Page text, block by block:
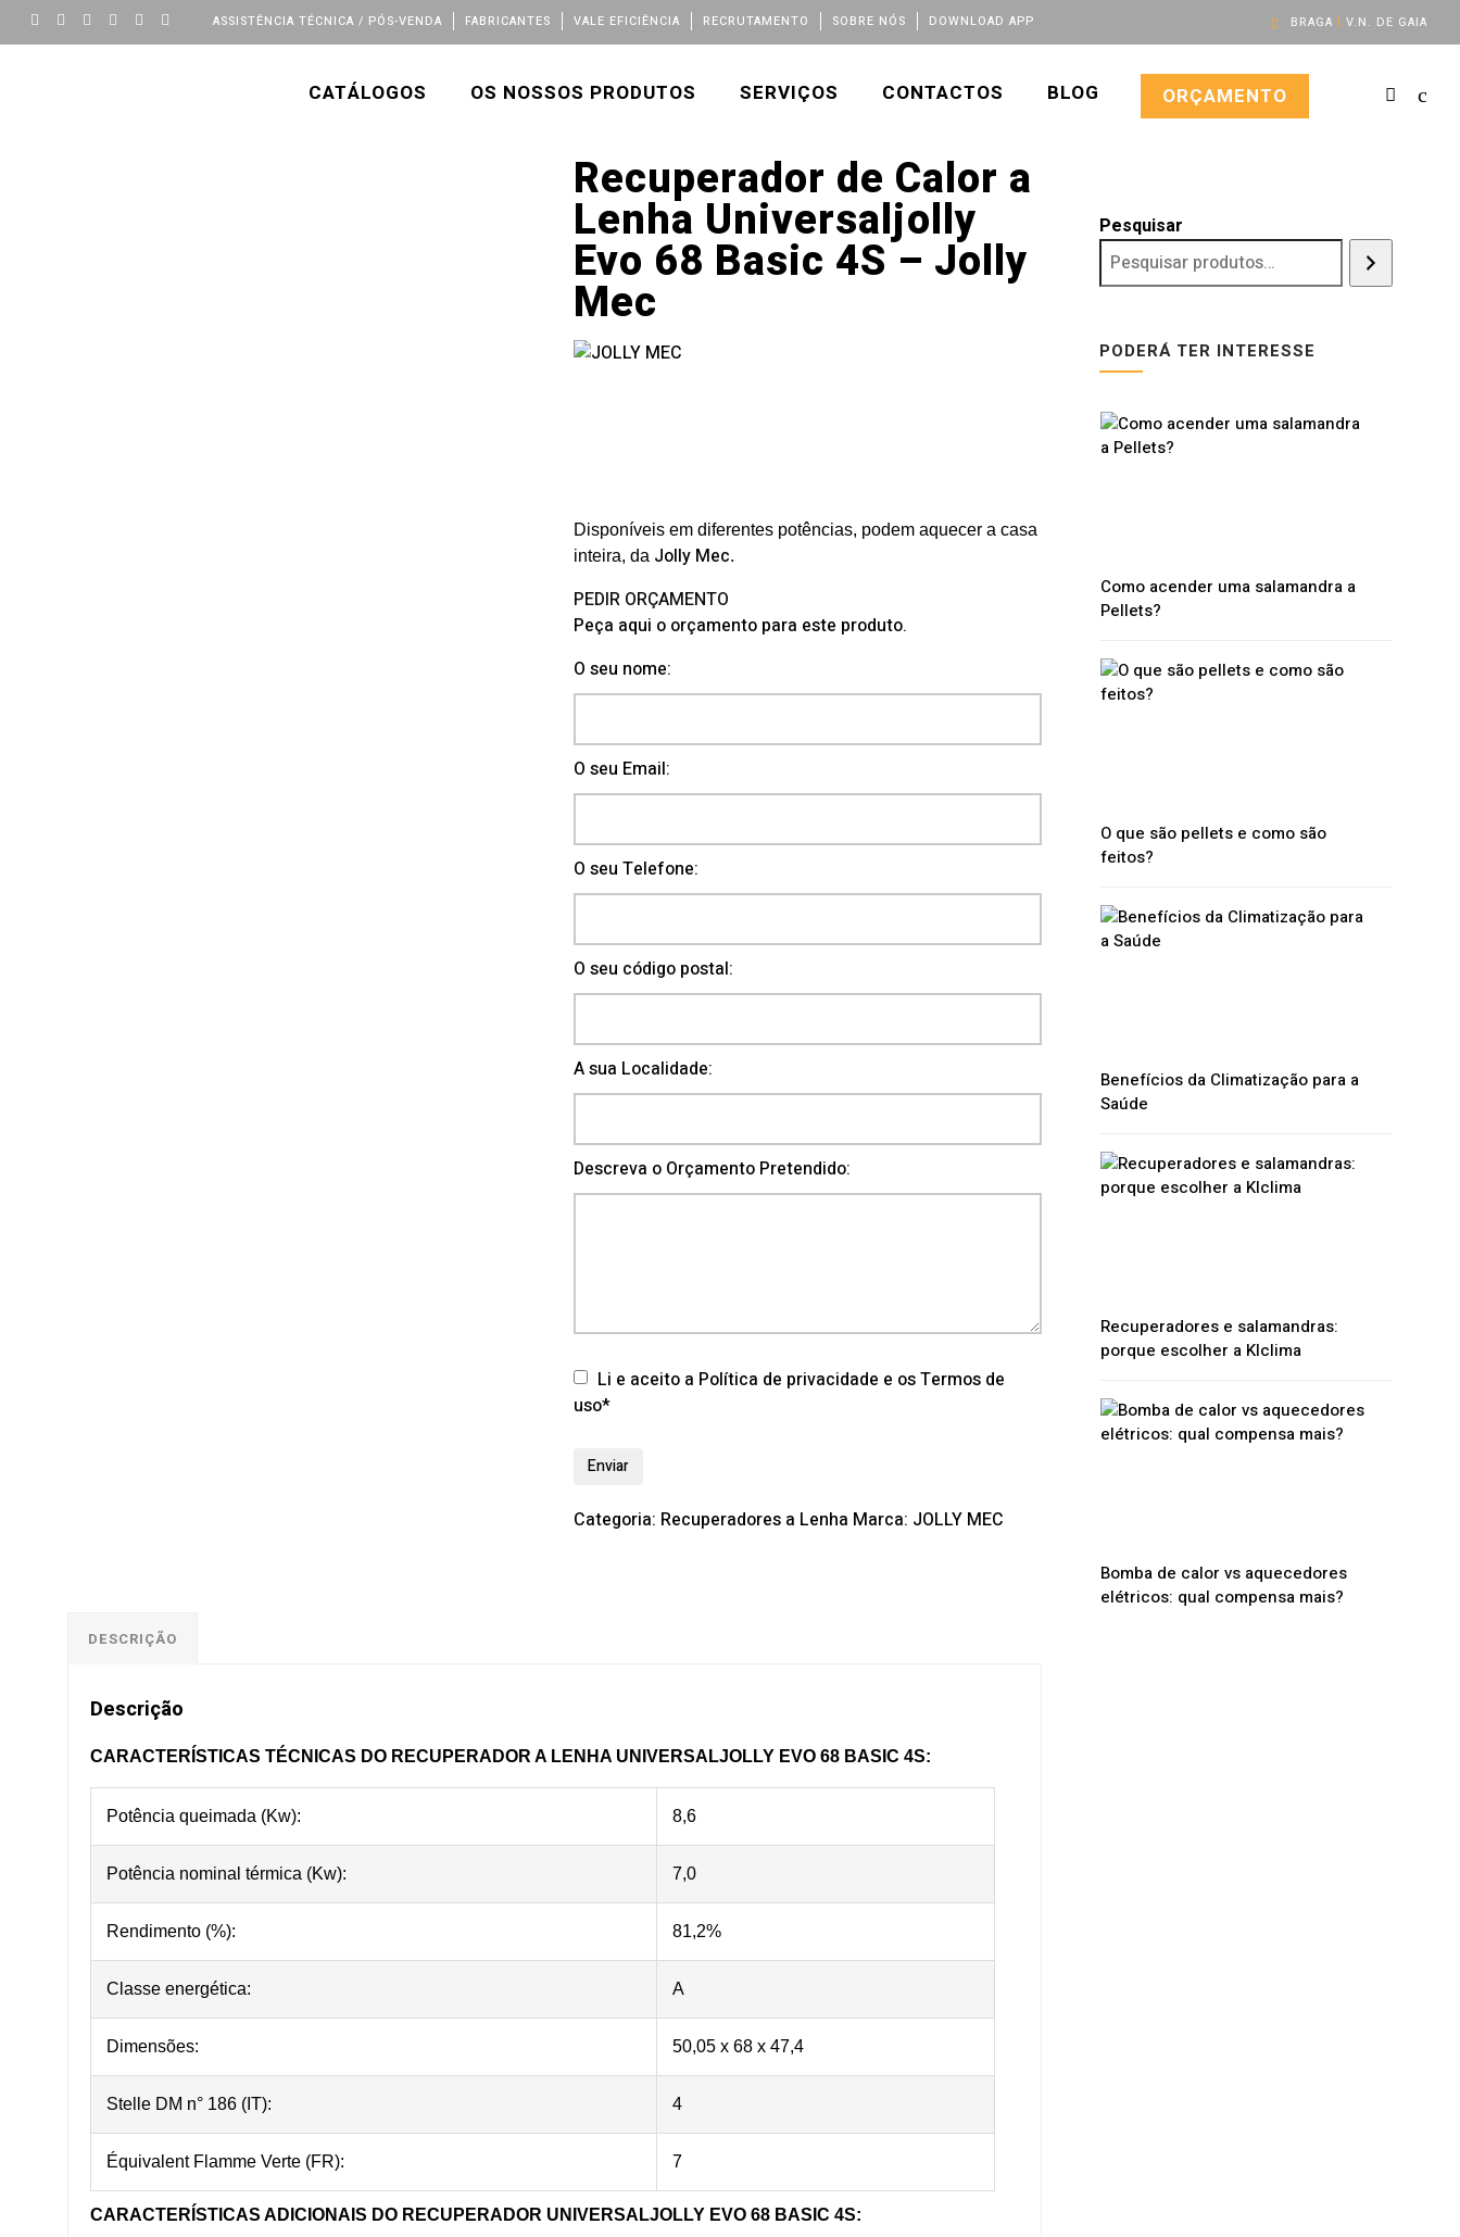
BRAGA | V.N. DE GAIA
ASSISTÊNCIA TÉCNICA / PÓS-VENDA FABRICANTES VALE EFICIÊNCIA RECRUTAMENTO SOBRE NÓS DOWNLOAD APP
CATÁLOGOS OS NOSSOS PRODUTOS SERVIÇOS CONTACTOS BLOG ORÇAMENTO
Recuperador de Calor a
Lenha Universaljolly
Evo 68 Basic 4S – Jolly
Mec
Disponíveis em diferentes potências, podem aquecer a casa
inteira, da Jolly Mec.
PEDIR ORÇAMENTO
Peça aqui o orçamento para este produto.
O seu nome:
O seu Email:
O seu Telefone:
O seu código postal:
A sua Localidade:
Descreva o Orçamento Pretendido:
Li e aceito a Política de privacidade e os Termos de
uso*
Categoria: Recuperadores a Lenha Marca: JOLLY MEC
DESCRIÇÃO
Descrição
CARACTERÍSTICAS TÉCNICAS DO RECUPERADOR A LENHA UNIVERSALJOLLY EVO 68 BASIC 4S:
Potência queimada (Kw): 8,6
Potência nominal térmica (Kw): 7,0
Rendimento (%): 81,2%
Classe energética: A
Dimensões: 50,05 x 68 x 47,4
Stelle DM n° 186 (IT): 4
Équivalent Flamme Verte (FR): 7
CARACTERÍSTICAS ADICIONAIS DO RECUPERADOR UNIVERSALJOLLY EVO 68 BASIC 4S:
Pesquisar
PODERÁ TER INTERESSE
Como acender uma salamandra a
Pellets?
O que são pellets e como são
feitos?
Benefícios da Climatização para a
Saúde
Recuperadores e salamandras:
porque escolher a Klclima
Bomba de calor vs aquecedores
elétricos: qual compensa mais?